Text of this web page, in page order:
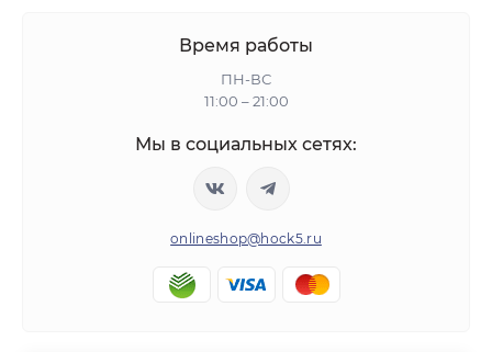
Время работы
ПН-ВС
11:00 – 21:00
Мы в социальных сетях:
onlineshop@hock5.ru